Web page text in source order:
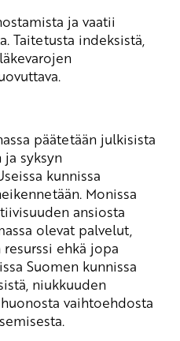
ja vaatii
Taitetusta indeksistä,
päätetään julkisista
syksyn
kunnissa
Monissa
ansiosta
olevat palvelut,
ehkä jopa
Suomen kunnissa
niukkuuden
vaihtoehdosta